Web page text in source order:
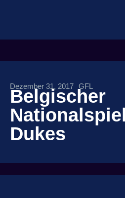
Dezember 31, 2017 GFL
Belgischer
Dukes